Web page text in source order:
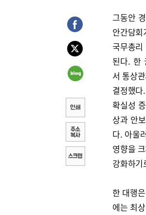
그동안
안간담회
국무총리
된다. 한
서 통상
결정했
확실성
상과 안
다. 아울
영향을
강화하기
한 대행
에는 최